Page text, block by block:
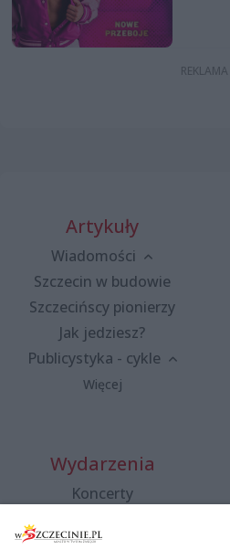
Artykuły
Wiadomości
Szczecin w budowie
Szczecińscy pionierzy
Jak jedziesz?
Publicystyka - cykle
Więcej
Wydarzenia
Koncerty
Spacery i oprowadzania